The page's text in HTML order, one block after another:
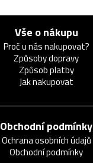
Vše o nákupu
Proč u nás nakupovat?
Způsoby dopravy
Způsob platby
Jak nakupovat
Obchodní podmínky
Ochrana osobních údajů
Obchodní podmínky